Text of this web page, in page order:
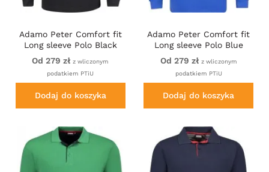
Adamo Peter Comfort fit
Long sleeve Polo Black
Od 279 zł z wliczonym
podatkiem PTiU
Dodaj do koszyka
Adamo Peter Comfort fit
Long sleeve Polo Blue
Od 279 zł z wliczonym
podatkiem PTiU
Dodaj do koszyka